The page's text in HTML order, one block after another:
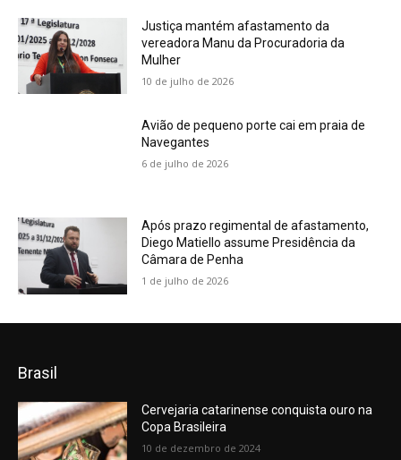
Justiça mantém afastamento da
vereadora Manu da Procuradoria da
Mulher
10 de julho de 2026
Avião de pequeno porte cai em praia de
Navegantes
6 de julho de 2026
Após prazo regimental de afastamento,
Diego Matiello assume Presidência da
Câmara de Penha
1 de julho de 2026
Brasil
Cervejaria catarinense conquista ouro na
Copa Brasileira
10 de dezembro de 2024